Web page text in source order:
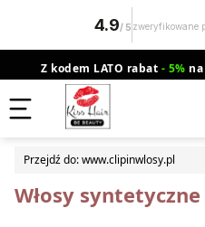
Z kodem LATO rabat - 5%
wysyłka gratis od
Przejdź do:www.clipinwlosy.pl
Włosy syntetyczne
4.9/ 5 zweryfikowane